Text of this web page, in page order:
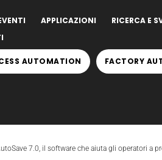
APPLICAZIONI
RICERCA E
AUTOMATION FACTORY
7.0, il software che aiuta gli operatori a